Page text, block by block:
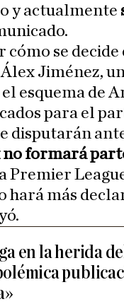
y actualmente
cómo se
Jiménez,
esquema de
para el
disputarán
formará
Premier
hará más
en la herida